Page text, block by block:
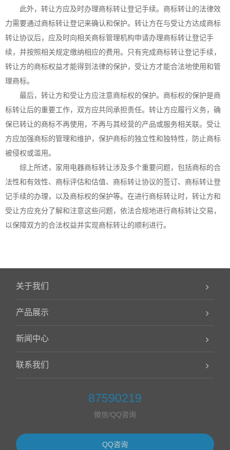
此外，转让方应及时办理商标转让登记手续。商标转让的法律效
力需要通过商标转让登记来确认和保护。转让方在与受让方达成商标
转让协议后，应及时向相关商标管理机构申请办理商标转让登记手
续，并按照相关规定缴纳相应的费用。只有完成商标转让登记手续，
转让方的商标权益才能得到法律的保护，受让方才能合法地使用和管
理商标。
最后，转让方和受让方应注意商标权的保护。商标权的保护是商
标转让后的重要工作，双方应共同承担责任。转让方应履行义务，确
保已转让的商标不再使用，不再与其经营的产品或服务相关联。受让
方应加强商标的管理和维护，保护商标的独立性和独特性，防止商标
被侵权或滥用。
综上所述，家用电器商标转让涉及多个重要问题，包括商标的合
法性和有效性、商标评估和估值、商标转让协议的签订、商标转让登
记手续的办理，以及商标权的保护等。在进行商标转让时，转让方和
受让方应充分了解和注意这些问题，依法合规地进行商标转让交易，
以保障双方的合法权益并实现商标转让的顺利进行。
关于我们
产品展示
新闻中心
联系我们
87590219
微信/QQ咨询
QQ咨询